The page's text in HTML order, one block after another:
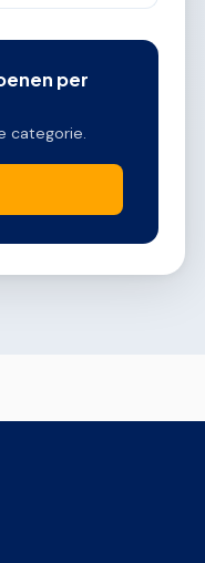
per
categorie.